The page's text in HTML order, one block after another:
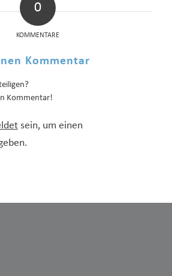
0
KOMMENTARE
Kommentar
Kommentar!
sein, um einen